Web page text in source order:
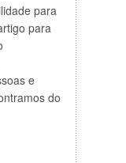
para
para
e
do